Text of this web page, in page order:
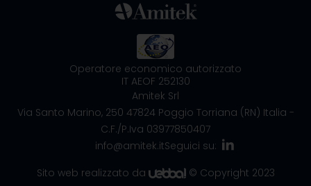
Operatore economico autorizzato
IT AEOF 252130
Amitek Srl
Via Santo Marino, 250 47824 Poggio Torriana (RN) Italia -
C.F./P.Iva 03977850407
info@amitek.itSeguici su:
Sito web realizzato da
© Copyright 2023